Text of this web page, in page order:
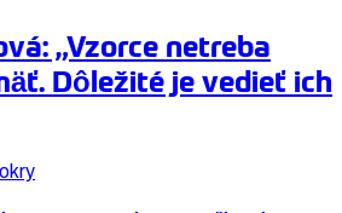
„Vzorce netreba
Dôležité je vedieť ich